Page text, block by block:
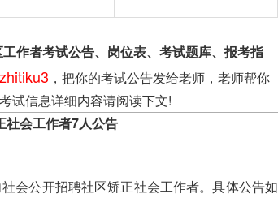
作者考试公告、岗位表、考试题库、报考指
，把你的考试公告发给老师，老师帮你
试信息详细内容请阅读下文!
社会工作者7人公告
会公开招聘社区矫正社会工作者。具体公告如